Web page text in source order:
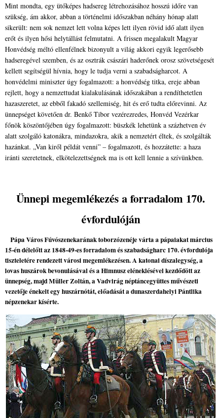
Mint mondta, egy ütőképes hadsereg létrehozásához hosszú időre van
szükség, ám akkor, abban a történelmi időszakban néhány hónap alatt
sikerült: nem sok nemzet lett volna képes lett ilyen rövid idő alatt ilyen
erőt és ilyen hősi helytállást felmutatni. A frissen megalakult Magyar
Honvédség méltó ellenfélnek bizonyult a világ akkori egyik legerősebb
hadseregével szemben, és az osztrák császári haderőnek orosz szövetségesét
kellett segítségül hívnia, hogy le tudja verni a szabadságharcot. A
honvédelmi miniszter úgy fogalmazott: a honvédség titka, ereje abban
rejlett, hogy a nemzettudat kialakulásának időszakában a rendíthetetlen
hazaszeretet, az ebből fakadó szellemiség, hit és erő tudta előrevinni. Az
ünnepséget követően dr. Benkő Tibor vezérezredes, Honvéd Vezérkar
főnök köszöntőjében úgy fogalmazott: büszkék lehetünk a százhetven év
alatt szolgáló katonákra, mindazokra, akik a nemzetért éltek, és szolgálták
hazánkat. „Van kiről példát venni” – fogalmazott, és hozzátette: a haza
iránti szeretetnek, elkötelezettségnek ma is ott kell lennie a szívünkben.
Ünnepi megemlékezés a forradalom 170.
évfordulóján
Pápa Város Fúvószenekarának toborzózenéje várta a pápaiakat március
15-én délelőtt az 1848-49-es forradalom és szabadságharc 170. évfordulója
tiszteletére rendezett városi megemlékezésen. A katonai díszalegység, a
lovas huszárok bevonulásával és a Himnusz eléneklésével kezdődött az
ünnepség, majd Müller Zoltán, a Vadvirág néptáncegyüttes művészeti
vezetője énekelt egy huszárnótát, előadását a dunaszerdahelyi Pántlika
népzenekar kísérte.